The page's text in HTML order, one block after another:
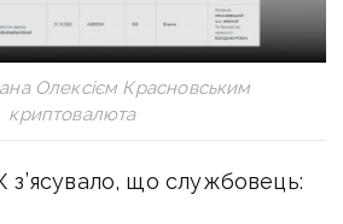
Олексієм Красновським
криптовалюта
з’ясувало, що службовець: